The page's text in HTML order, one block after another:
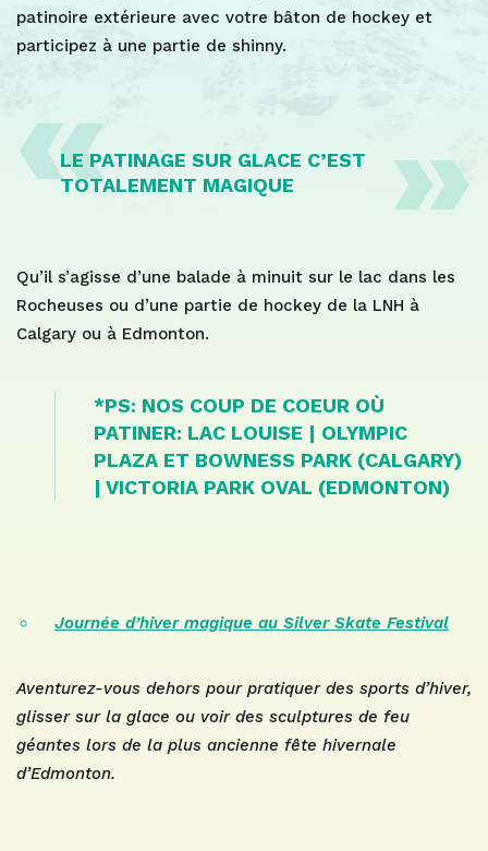
patinoire extérieure avec votre bâton de hockey et
participez à une partie de shinny.
LE PATINAGE SUR GLACE C’EST
TOTALEMENT MAGIQUE
Qu’il s’agisse d’une balade à minuit sur le lac dans les
Rocheuses ou d’une partie de hockey de la LNH à
Calgary ou à Edmonton.
*PS: NOS COUP DE COEUR OÙ
PATINER: LAC LOUISE | OLYMPIC
PLAZA ET BOWNESS PARK (CALGARY)
| VICTORIA PARK OVAL (EDMONTON)
Journée d’hiver magique au Silver Skate Festival
Aventurez-vous dehors pour pratiquer des sports d’hiver,
glisser sur la glace ou voir des sculptures de feu
géantes lors de la plus ancienne fête hivernale
d’Edmonton.